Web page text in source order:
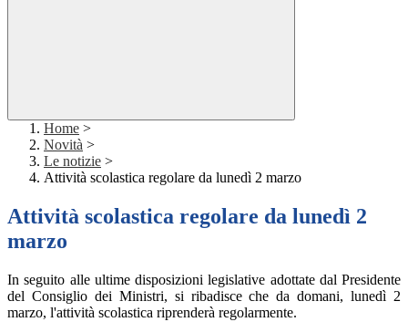
Home >
Novità >
Le notizie >
Attività scolastica regolare da lunedì 2 marzo
Attività scolastica regolare da lunedì 2
marzo
In seguito alle ultime disposizioni legislative adottate dal Presidente
del Consiglio dei Ministri, si ribadisce che da domani, lunedì 2
marzo, l'attività scolastica riprenderà regolarmente.